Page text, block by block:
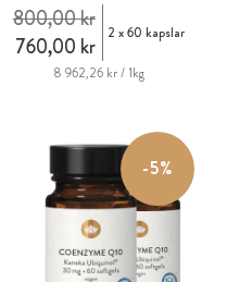
760,00 kr
800,00 kr 2 x 60 kapslar
8 962,26 kr / 1kg
-5%